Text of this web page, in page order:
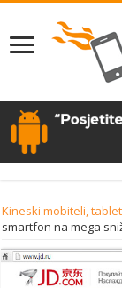
Kineski mobiteli,
smartfon na mega